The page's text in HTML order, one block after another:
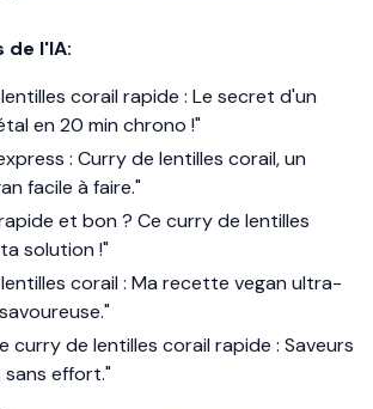
de l'IA:
corail rapide : Le secret d'un
en 20 min chrono !"
: Curry de lentilles corail, un
facile à faire."
et bon ? Ce curry de lentilles
solution !"
corail : Ma recette vegan ultra-
curry de lentilles corail rapide : Saveurs
effort."